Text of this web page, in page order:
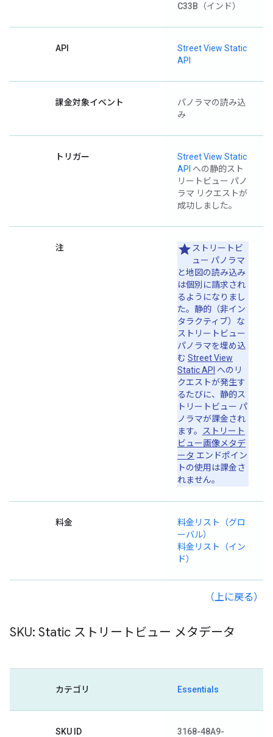
C33B （インド）
API
Street View Static
API
課金対象イベント
パノラマの読み込
み
トリガー
Street View Static
API への静的スト
リートビュー パノ
ラマ リクエストが
成功しました。
注
ストリートビ
ュー パノラマ
と地図の読み込み
は個別に請求され
るようになりまし
た。静的（非イン
タラクティブ）な
ストリートビュー
パノラマを埋め込
む Street View
Static API へのリ
クエストが発生す
るたびに、静的ス
トリートビュー パ
ノラマが課金され
ます。
ストリート
ビュー画像メタデ
ータ エンドポイン
トの使用は課金さ
れません。
料金
料金リスト（グロ
ーバル）
料金リスト（イン
ド）
（上に戻る）
SKU: Static ストリートビュー メタデータ
カテゴリ Essentials
SKU ID
3168-48A9-